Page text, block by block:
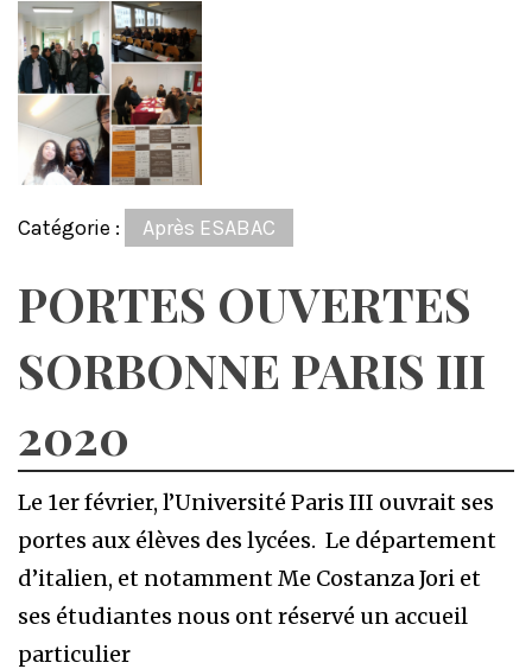
Catégorie : Après ESABAC
PORTES OUVERTES
SORBONNE PARIS III
2020
Le 1er février, l’Université Paris III ouvrait ses
portes aux élèves des lycées. Le département
d’italien, et notamment Me Costanza Jori et
ses étudiantes nous ont réservé un accueil
particulier